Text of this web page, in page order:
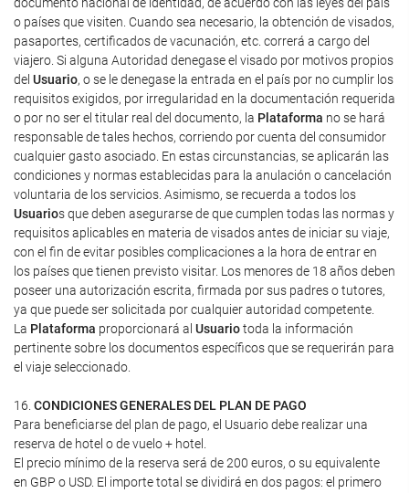
o países que visiten. Cuando sea necesario, la obtención de visados,
pasaportes, certificados de vacunación, etc. correrá a cargo del
viajero. Si alguna Autoridad denegase el visado por motivos propios
del Usuario, o se le denegase la entrada en el país por no cumplir los
requisitos exigidos, por irregularidad en la documentación requerida
o por no ser el titular real del documento, la Plataforma no se hará
responsable de tales hechos, corriendo por cuenta del consumidor
cualquier gasto asociado. En estas circunstancias, se aplicarán las
condiciones y normas establecidas para la anulación o cancelación
voluntaria de los servicios. Asimismo, se recuerda a todos los
Usuarios que deben asegurarse de que cumplen todas las normas y
requisitos aplicables en materia de visados antes de iniciar su viaje,
con el fin de evitar posibles complicaciones a la hora de entrar en
los países que tienen previsto visitar. Los menores de 18 años deben
poseer una autorización escrita, firmada por sus padres o tutores,
ya que puede ser solicitada por cualquier autoridad competente.
La Plataforma proporcionará al Usuariotoda la información
pertinente sobre los documentos específicos que se requerirán para
el viaje seleccionado.
16. CONDICIONES GENERALES DEL PLAN DE PAGO
Para beneficiarse del plan de pago, el Usuario debe realizar una
reserva de hotel o de vuelo + hotel.
El precio mínimo de la reserva será de 200 euros, o su equivalente
en GBP o USD. El importe total se dividirá en dos pagos: el primero